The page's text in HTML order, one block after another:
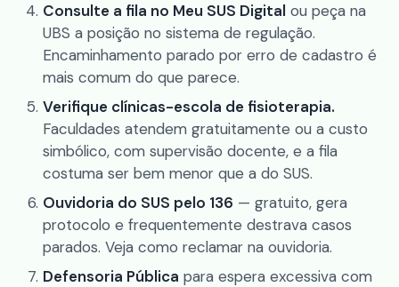
Consulte a fila no Meu SUS Digital ou peça na
UBS a posição no sistema de regulação.
Encaminhamento parado por erro de cadastro é
mais comum do que parece.
Verifique clínicas-escola de fisioterapia.
Faculdades atendem gratuitamente ou a custo
simbólico, com supervisão docente, e a fila
costuma ser bem menor que a do SUS.
Ouvidoria do SUS pelo 136 — gratuito, gera
protocolo e frequentemente destrava casos
parados. Veja como reclamar na ouvidoria.
Defensoria Pública para espera excessiva com